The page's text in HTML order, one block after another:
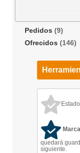
Pedidos (9)
Ofrecidos (146)
quedará
siguiente.